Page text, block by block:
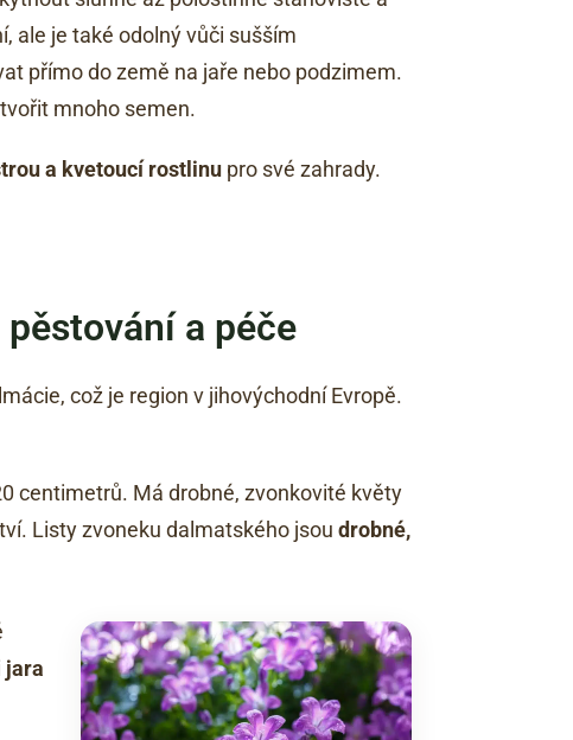
ale je také odolný vůči sušším
přímo do země na jaře nebo podzimem.
mnoho semen.
a kvetoucí rostlinu pro své zahrady.
a péče
což je region v jihovýchodní Evropě.
centimetrů. Má drobné, zvonkovité květy
Listy zvoneku dalmatského jsou drobné,
jara